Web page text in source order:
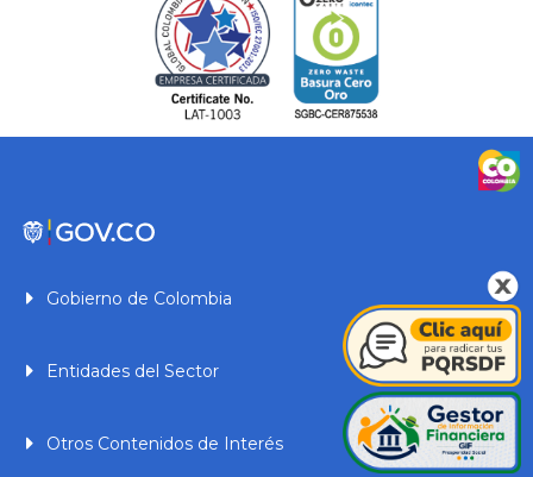
Gobierno de Colombia
Entidades del Sector
Otros Contenidos de Interés